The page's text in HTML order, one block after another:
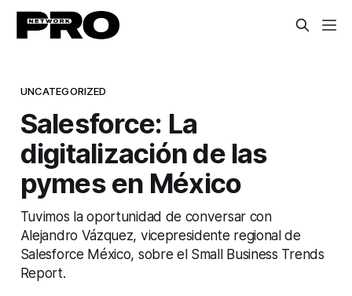
UNCATEGORIZED
Salesforce: La
digitalización de las
pymes en México
Tuvimos la oportunidad de conversar con
Alejandro Vázquez, vicepresidente regional de
Salesforce México, sobre el Small Business Trends
Report.